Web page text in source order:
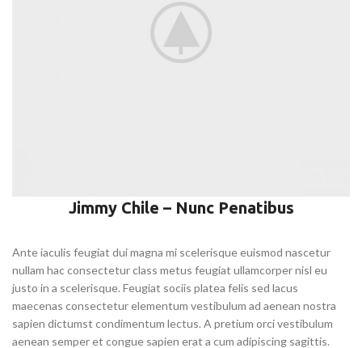
Jimmy Chile – Nunc Penatibus
Ante iaculis feugiat dui magna mi scelerisque euismod nascetur
nullam hac consectetur class metus feugiat ullamcorper nisl eu
justo in a scelerisque. Feugiat sociis platea felis sed lacus
maecenas consectetur elementum vestibulum ad aenean nostra
sapien dictumst condimentum lectus. A pretium orci vestibulum
aenean semper et congue sapien erat a cum adipiscing sagittis.